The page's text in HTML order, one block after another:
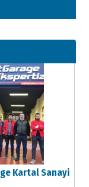
Kartal Sanayi